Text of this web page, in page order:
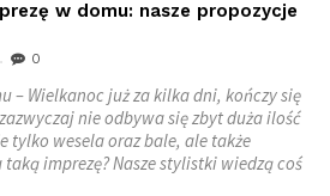
w domu: nasze propozycje
0
– Wielkanoc już za kilka dni, kończy się
nie odbywa się zbyt duża ilość
tylko wesela oraz bale, ale także
imprezę? Nasze stylistki wiedzą coś